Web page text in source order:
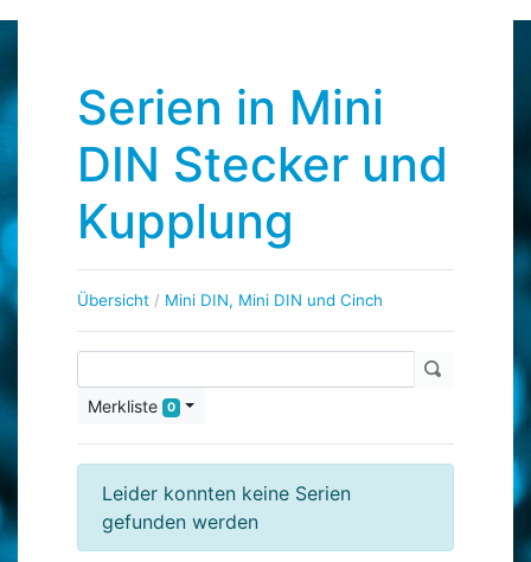
Serien in Mini
DIN Stecker und
Kupplung
Übersicht / Mini DIN, Mini DIN und Cinch
Merkliste 0
Leider konnten keine Serien
gefunden werden